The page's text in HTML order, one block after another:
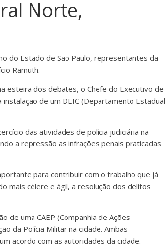
Norte,
do Estado de São Paulo, representantes da
Ramuth.
esteira dos debates, o Chefe do Executivo de
de um DEIC (Departamento Estadual
das atividades de polícia judiciária na
a repressão as infrações penais praticadas
para contribuir com o trabalho que já
mais célere e ágil, a resolução dos delitos
de uma CAEP (Companhia de Ações
da Polícia Militar na cidade. Ambas
acordo com as autoridades da cidade.